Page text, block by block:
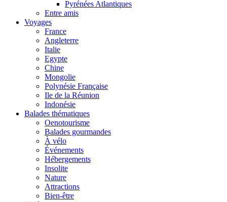
Pyrénées Atlantiques
Entre amis
Voyages
France
Angleterre
Italie
Egypte
Chine
Mongolie
Polynésie Française
Ile de la Réunion
Indonésie
Balades thématiques
Oenotourisme
Balades gourmandes
À vélo
Événements
Hébergements
Insolite
Nature
Attractions
Bien-être